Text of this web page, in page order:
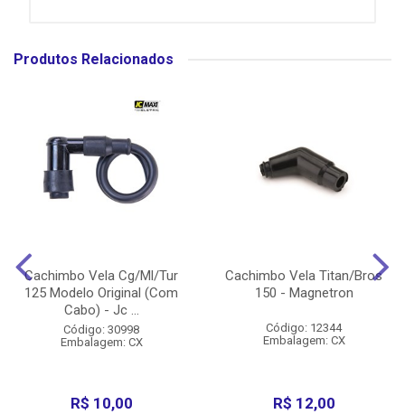
Produtos Relacionados
Cachimbo Vela Cg/Ml/Tur
125 Modelo Original (Com
Cabo) - Jc ...
Código: 30998
Embalagem: CX
R$ 10,00
Cachimbo Vela Titan/Bros
150 - Magnetron
Código: 12344
Embalagem: CX
R$ 12,00